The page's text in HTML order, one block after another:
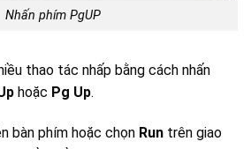
Nhấn phím PgUP
thao tác nhấp bằng cách nhấn
hoặc Pg Up.
bàn phím hoặc chọn Run trên giao